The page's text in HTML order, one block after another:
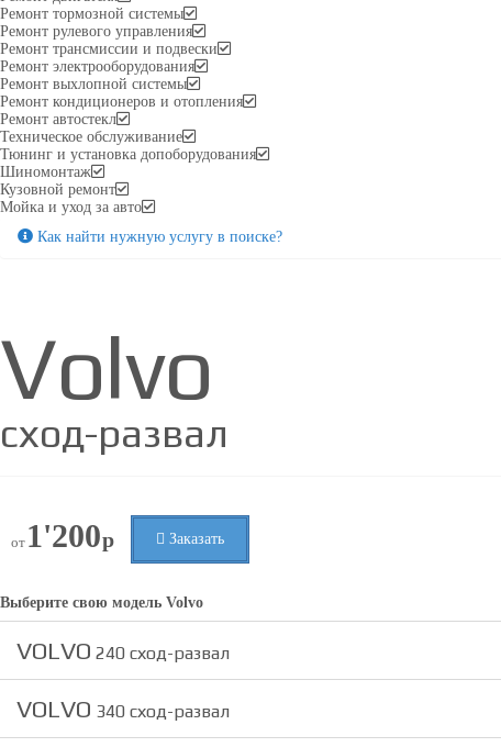
Ремонт тормозной системы
Ремонт рулевого управления
Ремонт трансмиссии и подвески
Ремонт электрооборудования
Ремонт выхлопной системы
Ремонт кондиционеров и отопления
Ремонт автостекл
Техническое обслуживание
Тюнинг и установка допоборудования
Шиномонтаж
Кузовной ремонт
Мойка и уход за авто
Как найти нужную услугу в поиске?
Volvo
сход-развал
от 1'200р Заказать
Выберите свою модель Volvo
VOLVO 240 сход-развал
VOLVO 340 сход-развал